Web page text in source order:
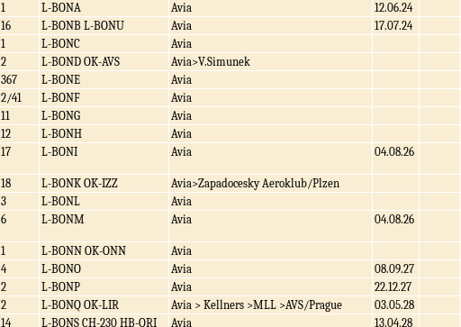
1 L-BONA Avia 12.06.24
16 L-BONB L-BONU Avia 17.07.24
1 L-BONC
Avia
2 L-BOND OK-AVS
Avia>V.Simunek
367 L-BONE
Avia
2/41 L-BONF
Avia
11 L-BONG
Avia
12 L-BONH
Avia
17 L-BONI Avia 04.08.26
18 L-BONK OK-IZZ
Avia>Zapadocesky Aeroklub/Plzen
3 L-BONL
Avia
6 L-BONM Avia 04.08.26
1 L-BONN OK-ONN
Avia
4 L-BONO Avia 08.09.27
2 L-BONP Avia 22.12.27
2 L-BONQ OK-LIR Avia > Kellners >MLL >AVS/Prague
03.05.28
14 L-BONS CH-230 HB-ORI Avia 13.04.28